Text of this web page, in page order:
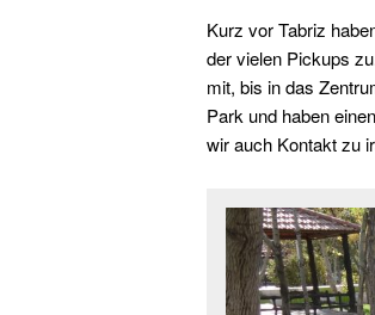
Kurz vor Tabriz
der vielen Pickups
mit, bis in das
Park und haben
wir auch Kontakt zu